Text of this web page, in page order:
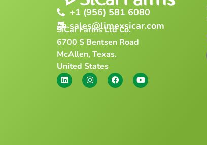
+1 (956) 581 6080
sales@limexsicar.com
SiCar Farms Ltd Co.
6700 S Bentsen Road
McAllen, Texas.
United States